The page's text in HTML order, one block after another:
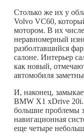
Столько же их у
Volvo VC60,
мотором. В их
неравномерный
разболтавшийся
салоне. Интерьер
как новый,
автомобиля
И, наконец,
BMW X1 xDrive
большие проблемы
навигационная
еще четыре